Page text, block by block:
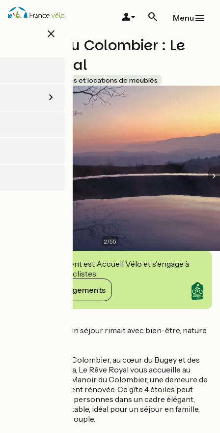
Aller
au
close
Menu
Manoir du Colombier : Le
Rêve Royal
Gîtes et locations de meublés
2/55
Cet établissement est Accueil Vélo et s'engage à
accueillir des cyclistes.
Voir ses engagements
Et si votre prochain séjour rimait avec bien-être, nature
Au pied du Grand Colombier, au cœur du Bugey et des
Montagnes du Jura, Le Rêve Royal vous accueille au
premier étage du Manoir du Colombier, une demeure de
charme entièrement rénovée. Ce gîte 4 étoiles peut
accueillir jusqu’à 6 personnes dans un cadre élégant,
paisible et confortable, idéal pour un séjour en famille,
entre amis ou en couple.